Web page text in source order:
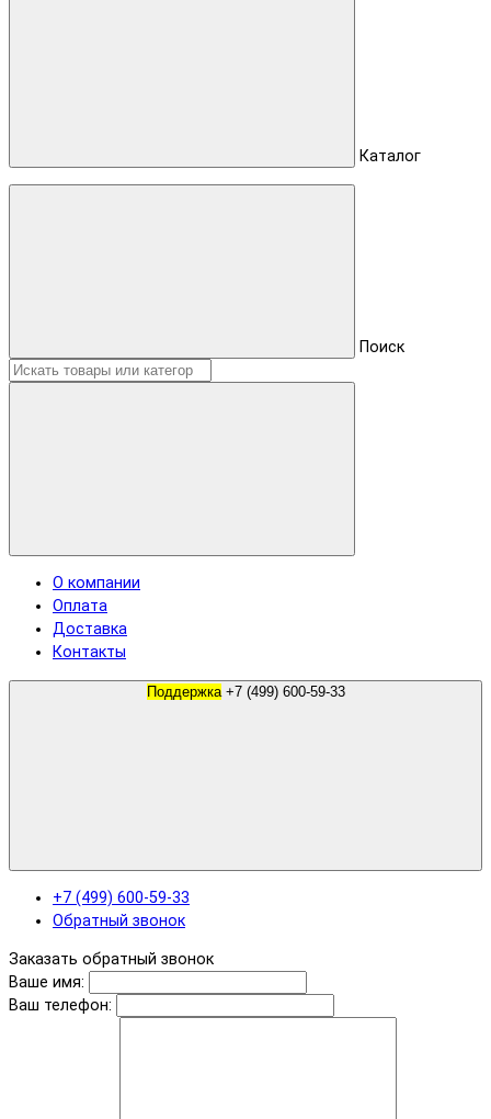
Каталог
Поиск
О компании
Оплата
Доставка
Контакты
Поддержка +7 (499) 600-59-33
+7 (499) 600-59-33
Обратный звонок
Заказать обратный звонок
Ваше имя:
Ваш телефон: